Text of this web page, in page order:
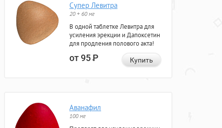
Супер Левитра
20 + 60 мг
В одной таблетке Левитра для
усиления эрекции и Дапоксетин
для продления полового акта!
от 95Р Купить
Аванафил
100 мг